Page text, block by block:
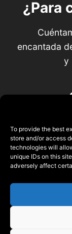
To provide the best
store and/or access
technologies will
unique IDs on this
adversely affect
¿Para
encantada
y
Pierre ALLAIN
22140 Saint
N° SIRET